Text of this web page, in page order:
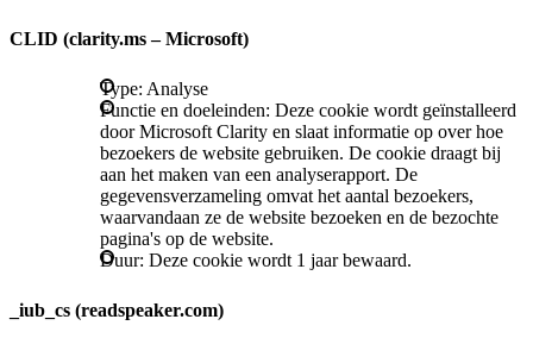
CLID (clarity.ms – Microsoft)
Type: Analyse
Functie en doeleinden: Deze cookie wordt geïnstalleerd
door Microsoft Clarity en slaat informatie op over hoe
bezoekers de website gebruiken. De cookie draagt bij
aan het maken van een analyserapport. De
gegevensverzameling omvat het aantal bezoekers,
waarvandaan ze de website bezoeken en de bezochte
pagina's op de website.
Duur: Deze cookie wordt 1 jaar bewaard.
_iub_cs (readspeaker.com)